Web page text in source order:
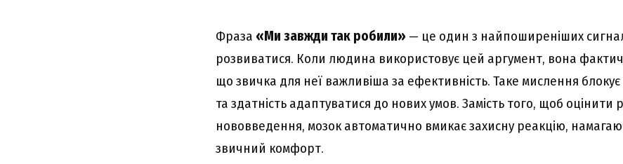
Фраза «Ми завжди так робили» — це один з найпоширеніших
розвиватися. Коли людина використовує цей аргумент, вона
що звичка для неї важливіша за ефективність. Таке мислення блокує
та здатність адаптуватися до нових умов. Замість того, щоб оцінити
нововведення, мозок автоматично вмикає захисну реакцію,
звичний комфорт.